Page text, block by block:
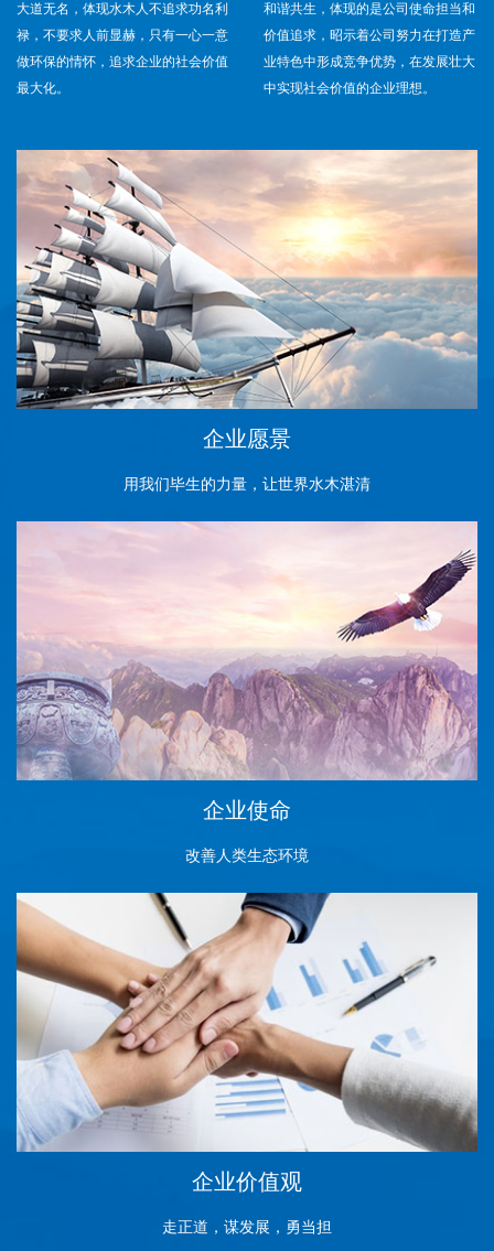
大道无名，体现水木人不追求功名利
禄，不要求人前显赫，只有一心一意
做环保的情怀，追求企业的社会价值
最大化。
和谐共生，体现的是公司使命担当和
价值追求，昭示着公司努力在打造产
业特色中形成竞争优势，在发展壮大
中实现社会价值的企业理想。
企业愿景
用我们毕生的力量，让世界水木湛清
企业使命
改善人类生态环境
企业价值观
走正道，谋发展，勇当担